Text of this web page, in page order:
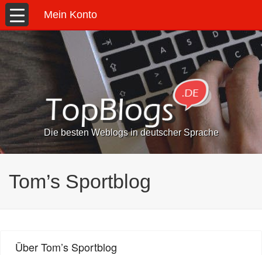
Mein Konto
Die besten Weblogs in deutscher Sprache
Tom’s Sportblog
Über Tom’s Sportblog